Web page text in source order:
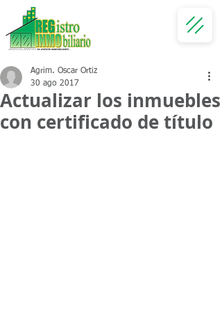
Actualizar los inmuebles
con certificado de título
Agrim. Oscar Ortiz
30 ago 2017